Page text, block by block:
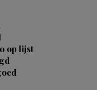
op lijst